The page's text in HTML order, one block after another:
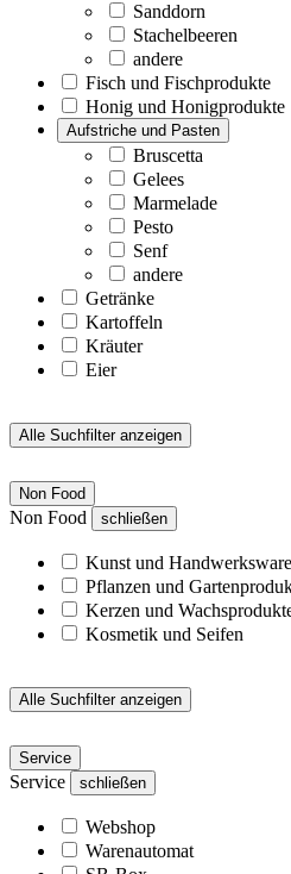
Sanddorn
Stachelbeeren
andere
Fisch und Fischprodukte
Honig und Honigprodukte
Aufstriche und Pasten
Bruscetta
Gelees
Marmelade
Pesto
Senf
andere
Getränke
Kartoffeln
Kräuter
Eier
Alle Suchfilter anzeigen
Non Food
Non Food schließen
Kunst und
Pflanzen und
Kerzen und
Kosmetik und Seifen
Alle Suchfilter anzeigen
Service
Service schließen
Webshop
Warenautomat